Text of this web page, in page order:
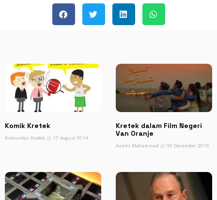
Komik Kretek
Komunitas Kretek 17 August 2014
Kretek dalam Film Negeri
Van Oranje
Azami Mohammad 30 December 2015